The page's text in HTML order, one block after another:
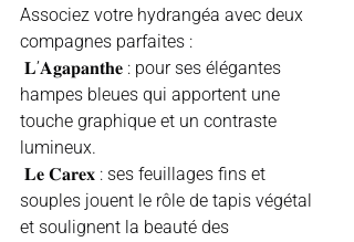
Associez votre hydrangéa avec deux
compagnes parfaites :
𝐋’𝐀𝐠𝐚𝐩𝐚𝐧𝐭𝐡𝐞 : pour ses élégantes
hampes bleues qui apportent une
touche graphique et un contraste
lumineux.
𝐋𝐞 𝐂𝐚𝐫𝐞𝐱 : ses feuillages fins et
souples jouent le rôle de tapis végétal
et soulignent la beauté des